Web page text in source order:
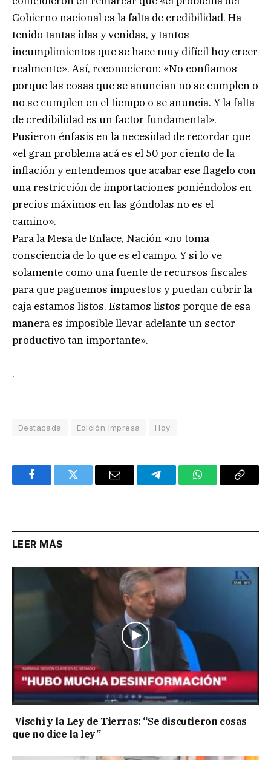
Gobierno nacional es la falta de credibilidad. Ha
tenido tantas idas y venidas, y tantos
incumplimientos que se hace muy difícil hoy creer
realmente». Así, reconocieron: «No confiamos
porque las cosas que se anuncian no se cumplen o
no se cumplen en el tiempo o se anuncia. Y la falta
de credibilidad es un factor fundamental».
Pusieron énfasis en la necesidad de recordar que
«el gran problema acá es el 50 por ciento de la
inflación y entendemos que acabar ese flagelo con
una restricción de importaciones poniéndolos en
precios máximos en las góndolas no es el
camino».
Para la Mesa de Enlace, Nación «no toma
consciencia de lo que es el campo. Y si lo ve
solamente como una fuente de recursos fiscales
para que paguemos impuestos y puedan cubrir la
caja estamos listos. Estamos listos porque de esa
manera es imposible llevar adelante un sector
productivo tan importante».
.
Destacada Edición Impresa Hoy
FacebookTwitter Email TelegramWhatsAppCopy
LEER MÁS
Vischi y la Ley de Tierras: “Se discutieron cosas
que no dice la ley”